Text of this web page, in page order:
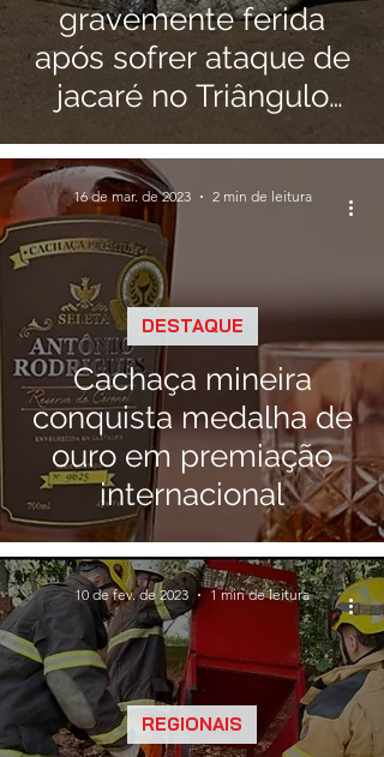
gravemente ferida
após sofrer ataque de
jacaré no Triângulo
Mineiro
Cachaça mineira
conquista medalha de
ouro em premiação
internacional
DESTAQUE
16 de mar. de 2023 2 min de leitura
REGIONAIS
10 de fev. de 2023 1 min de leitura